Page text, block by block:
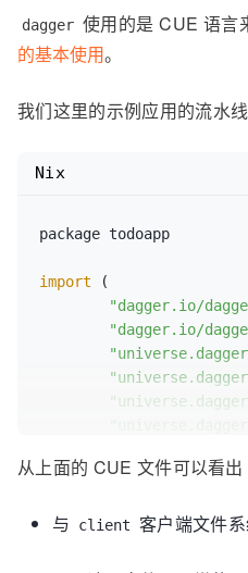
dagger 使用的是 CUE 语言
的基本使用。
我们这里的示例应用的流水线
package todoapp
import (
"dagger.io/
"dagger.io/
type:
Nix
从上面的 CUE 文件可以看出
与 client 客户端文件